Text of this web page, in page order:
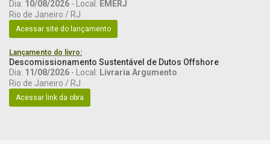
Dia: 10/08/2026 - Local: EMERJ
Rio de Janeiro / RJ
Acessar site do lançamento
Lançamento do livro:
Descomissionamento Sustentável de Dutos Offshore
Dia: 11/08/2026 - Local: Livraria Argumento
Rio de Janeiro / RJ
Acessar link da obra